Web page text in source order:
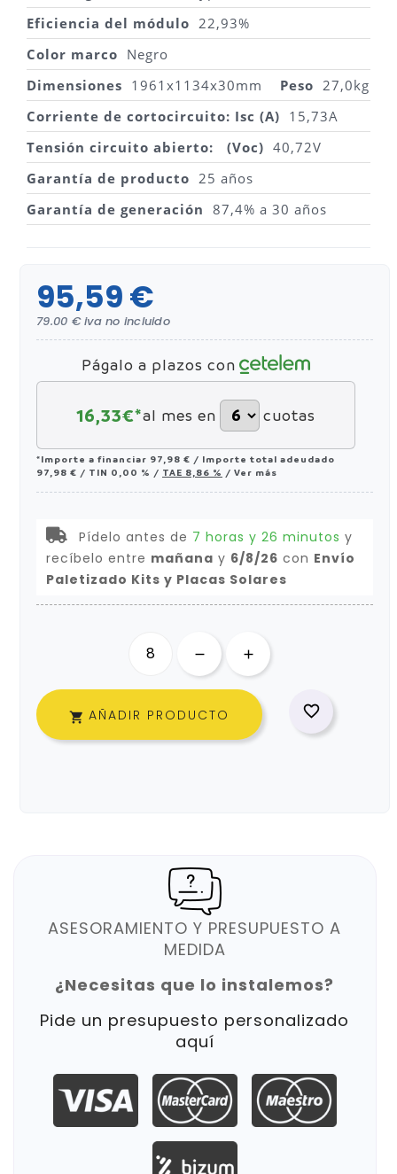
Eficiencia del módulo 22,93%
Color marco Negro
Dimensiones 1961x1134x30mm Peso 27,0kg
Corriente de cortocircuito: Isc (A) 15,73A
Tensión circuito abierto:
(Voc) 40,72V
Garantía de producto 25 años
Garantía de generación 87,4% a 30 años
95,59 €
79.00 € iva no incluido
Págalo a plazos con
16,33€*al mes en cuotas
*Importe a financiar 97,98 € / Importe total adeudado
97,98 € / TIN 0,00 % / TAE 8,86 % / Ver más
Pídelo antes de 7 horas y 26 minutos y
recíbelo entre mañana y 6/8/26 con Envío
Paletizado Kits y Placas Solares
 AÑADIR PRODUCTO 
ASESORAMIENTO Y PRESUPUESTO A
MEDIDA
¿Necesitas que lo instalemos?
Pide un presupuesto personalizado
aquí